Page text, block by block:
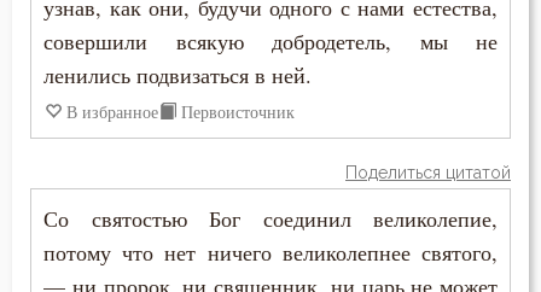
Подготовка к смерти
Познание себя
Позор
Покаяние
узнав, как они, будучи одного с нами естества,
совершили всякую добродетель, мы не
ленились подвизаться в ней.
В избранное Первоисточник
Поделиться цитатой
Со святостью Бог соединил великолепие,
потому что нет ничего великолепнее святого,